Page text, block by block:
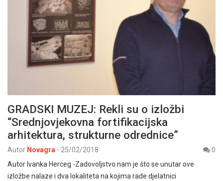
GRADSKI MUZEJ: Rekli su o izložbi
“Srednjovjekovna fortifikacijska
arhitektura, strukturne odrednice”
Autor Novagra - 25/02/2018
0
Autor Ivanka Herceg -Zadovoljstvo nam je što se unutar ove
izložbe nalaze i dva lokaliteta na kojima rade djelatnici